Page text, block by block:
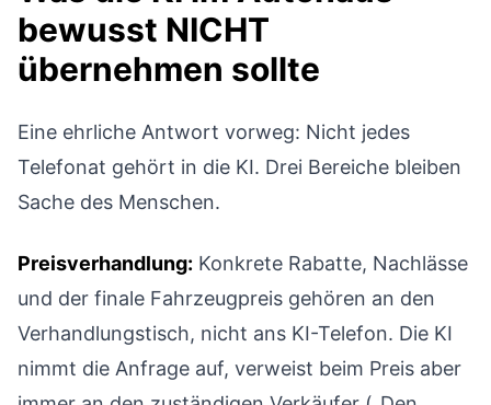
bewusst NICHT
übernehmen sollte
Eine ehrliche Antwort vorweg: Nicht jedes
Telefonat gehört in die KI. Drei Bereiche bleiben
Sache des Menschen.
Preisverhandlung: Konkrete Rabatte, Nachlässe
und der finale Fahrzeugpreis gehören an den
Verhandlungstisch, nicht ans KI-Telefon. Die KI
nimmt die Anfrage auf, verweist beim Preis aber